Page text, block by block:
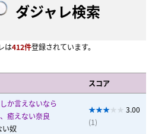
ダジャレ検索
は412件登録されています。
スコア
しか言えないなら
癒えない奈良
い奴
3.00
(1)